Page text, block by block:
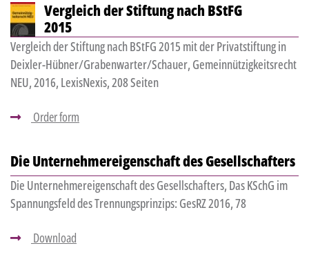
Vergleich der Stiftung nach BStFG
2015
Vergleich der Stiftung nach BStFG 2015 mit der Privatstiftung in
Deixler-Hübner/Grabenwarter/Schauer, Gemeinnützigkeitsrecht
NEU, 2016, LexisNexis, 208 Seiten
Order form
Die Unternehmereigenschaft des Gesellschafters
Die Unternehmereigenschaft des Gesellschafters, Das KSchG im
Spannungsfeld des Trennungsprinzips: GesRZ 2016, 78
Download